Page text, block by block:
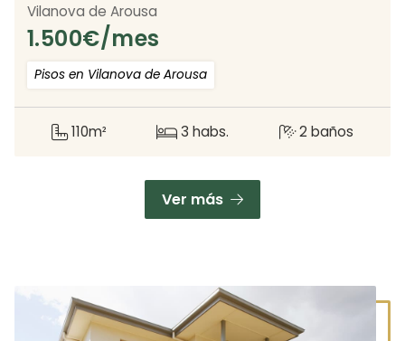
1.500€/mes
110m² 3 habs. 2 baños
Vilanova de Arousa
Pisos en Vilanova de Arousa
Ver más